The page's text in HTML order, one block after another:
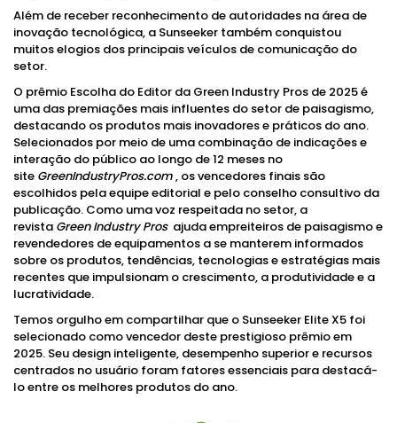
Além de receber reconhecimento de autoridades na área de
inovação tecnológica, a Sunseeker também conquistou
muitos elogios dos principais veículos de comunicação do
setor.
O prêmio Escolha do Editor da Green Industry Pros de 2025 é
uma das premiações mais influentes do setor de paisagismo,
destacando os produtos mais inovadores e práticos do ano.
Selecionados por meio de uma combinação de indicações e
interação do público ao longo de 12 meses no
site GreenIndustryPros.com, os vencedores finais são
escolhidos pela equipe editorial e pelo conselho consultivo da
publicação. Como uma voz respeitada no setor, a
revista Green Industry Prosajuda empreiteiros de paisagismo e
revendedores de equipamentos a se manterem informados
sobre os produtos, tendências, tecnologias e estratégias mais
recentes que impulsionam o crescimento, a produtividade e a
lucratividade.
Temos orgulho em compartilhar que o Sunseeker Elite X5 foi
selecionado como vencedor deste prestigioso prêmio em
2025. Seu design inteligente, desempenho superior e recursos
centrados no usuário foram fatores essenciais para destacá-
lo entre os melhores produtos do ano.